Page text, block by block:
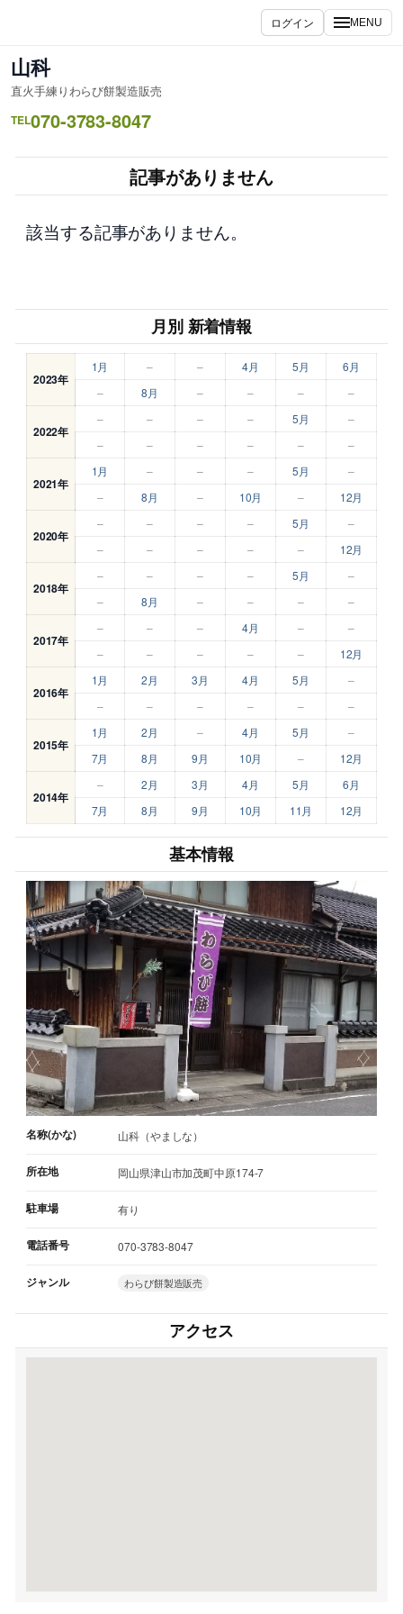
ス
キ
ッ
ログイン MENU
山科
直火手練りわらび餅製造販売
TEL070-3783-8047
記事がありません
該当する記事がありません。
月別 新着情報
2023年
1月 – – 4月 5月
6月
–
8月 – – – –
2022年
– – – – 5月
–
–
– – – – –
2021年
1月 – – – 5月
–
–
8月 – 10月 – 12月
2020年
– – – – 5月
–
–
– – – – 12月
2018年
– – – – 5月
–
–
8月 – – – –
2017年
– – – 4月 –
–
–
– – – – 12月
2016年
1月 2月 3月 4月 5月
–
–
– – – – –
2015年
1月 2月 – 4月 5月
–
7月
8月 9月 10月 – 12月
2014年
– 2月 3月 4月 5月
6月
7月
8月 9月 10月 11月 12月
基本情報
名称(かな) 山科（やましな）
所在地 岡山県津山市加茂町中原174-7
駐車場 有り
電話番号 070-3783-8047
ジャンル わらび餅製造販売
アクセス